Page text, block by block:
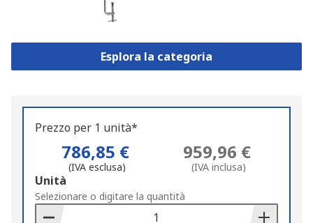
Esplora la categoria
Prezzo per 1 unità*
786,85 €
(IVA esclusa)
959,96 €
(IVA inclusa)
Add
to
Basket
Unità
Selezionare o digitare la quantità